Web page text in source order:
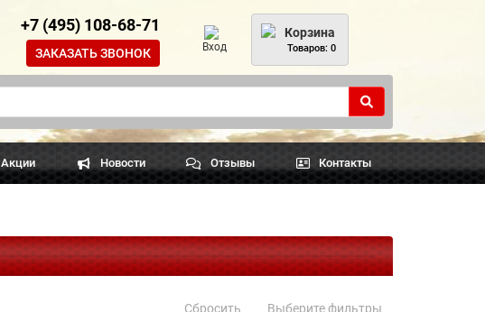
+7 (495) 108-68-71
ЗАКАЗАТЬ ЗВОНОК Вход
Корзина
Товаров: 0
Акции Новости Отзывы Контакты
Сбросить Выберите фильтры